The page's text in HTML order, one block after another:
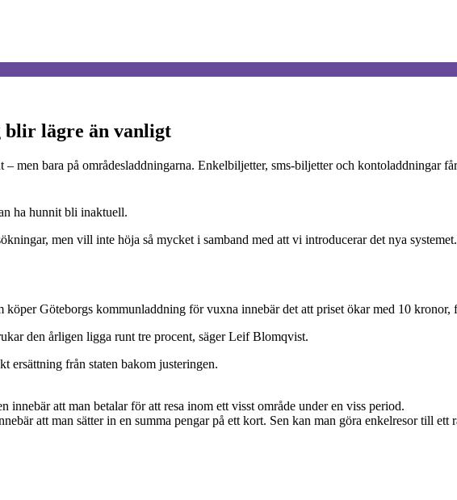
lägre än vanligt
men bara på områdesladdningarna. Enkelbiljetter, sms-biljetter och kontoladdningar
ha hunnit bli inaktuell.
men vill inte höja så mycket i samband med att vi introducerar det nya
Göteborgs kommunladdning för vuxna innebär det att priset ökar med 10
den årligen ligga runt tre procent, säger Leif Blomqvist.
ersättning från staten bakom justeringen.
innebär att man betalar för att resa inom ett visst område under en viss period.
att man sätter in en summa pengar på ett kort. Sen kan man göra enkelresor till ett